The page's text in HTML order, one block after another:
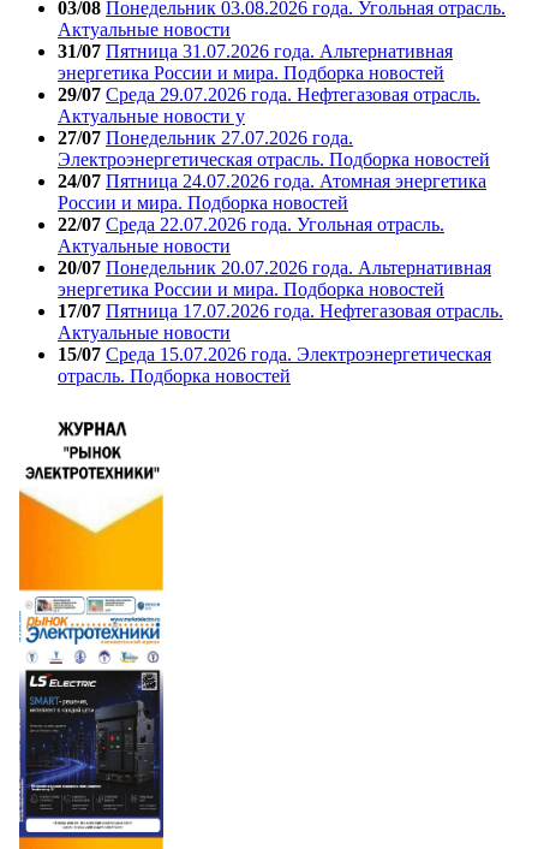
03/08 Понедельник 03.08.2026 года. Угольная отрасль.
Актуальные новости
31/07 Пятница 31.07.2026 года. Альтернативная
энергетика России и мира. Подборка новостей
29/07 Среда 29.07.2026 года. Нефтегазовая отрасль.
Актуальные новости у
27/07 Понедельник 27.07.2026 года.
Электроэнергетическая отрасль. Подборка новостей
24/07 Пятница 24.07.2026 года. Атомная энергетика
России и мира. Подборка новостей
22/07 Среда 22.07.2026 года. Угольная отрасль.
Актуальные новости
20/07 Понедельник 20.07.2026 года. Альтернативная
энергетика России и мира. Подборка новостей
17/07 Пятница 17.07.2026 года. Нефтегазовая отрасль.
Актуальные новости
15/07 Среда 15.07.2026 года. Электроэнергетическая
отрасль. Подборка новостей